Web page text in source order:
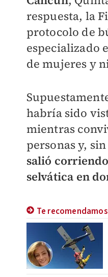
respuesta, la
protocolo de
especializado
de mujeres y
habría sido
mientras
personas y,
salió
selvática en
Te